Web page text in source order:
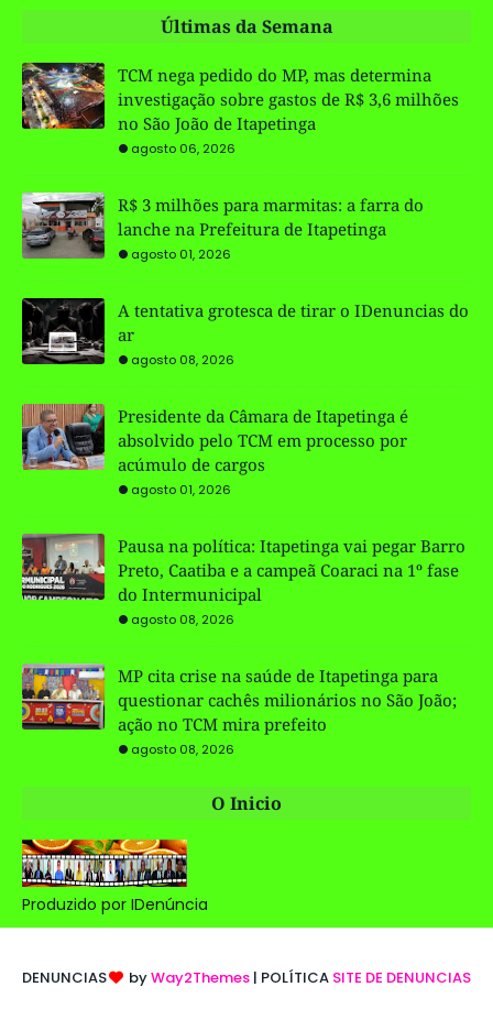
Últimas da Semana
TCM nega pedido do MP, mas determina
investigação sobre gastos de R$ 3,6 milhões
no São João de Itapetinga
agosto 06, 2026
R$ 3 milhões para marmitas: a farra do
lanche na Prefeitura de Itapetinga
agosto 01, 2026
A tentativa grotesca de tirar o IDenuncias do
ar
agosto 08, 2026
Presidente da Câmara de Itapetinga é
absolvido pelo TCM em processo por
acúmulo de cargos
agosto 01, 2026
Pausa na política: Itapetinga vai pegar Barro
Preto, Caatiba e a campeã Coaraci na 1º fase
do Intermunicipal
agosto 08, 2026
MP cita crise na saúde de Itapetinga para
questionar cachês milionários no São João;
ação no TCM mira prefeito
agosto 08, 2026
O Inicio
Produzido por IDenúncia
DENUNCIAS byWay2Themes | POLÍTICA SITE DE DENUNCIAS